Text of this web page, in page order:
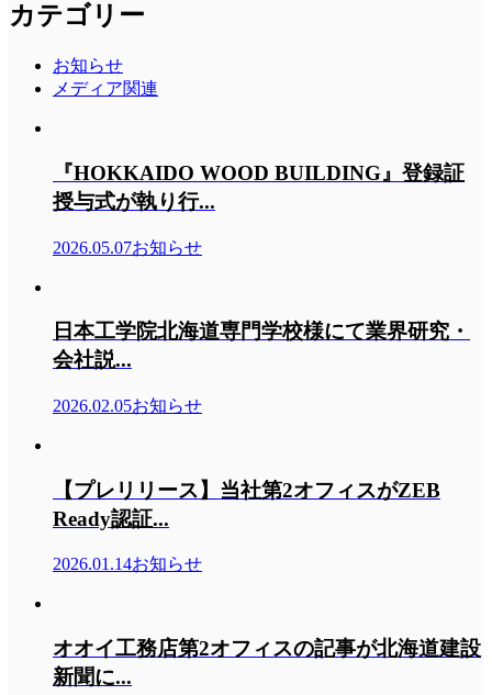
カテゴリー
お知らせ
メディア関連
『HOKKAIDO WOOD BUILDING』登録証
授与式が執り行...
2026.05.07お知らせ
日本工学院北海道専門学校様にて業界研究・
会社説...
2026.02.05お知らせ
【プレリリース】当社第2オフィスがZEB
Ready認証...
2026.01.14お知らせ
オオイ工務店第2オフィスの記事が北海道建設
新聞に...